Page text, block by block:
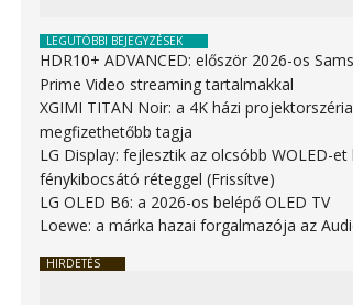
LEGUTÓBBI BEJEGYZÉSEK
HDR10+ ADVANCED: először 2026-os
Prime Video streaming tartalmakkal
XGIMI TITAN Noir: a 4K házi projektorszéria
megfizethetőbb tagja
LG Display: fejlesztik az olcsóbb WOLED-et
fénykibocsátó réteggel (Frissítve)
LG OLED B6: a 2026-os belépő OLED TV
Loewe: a márka hazai forgalmazója az
HIRDETÉS